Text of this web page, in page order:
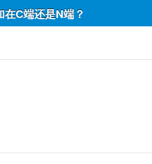
C端还是N端？